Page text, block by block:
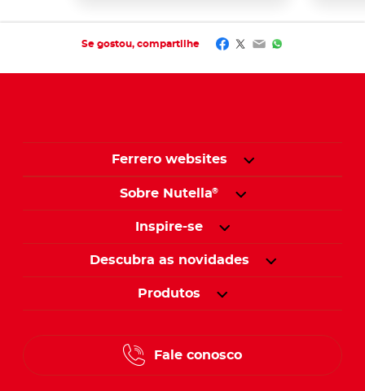
Se gostou, compartilhe​ Facebook
Twitter
EmailWhatsApp
Ferrero websites
Sobre Nutella®
Inspire-se
Descubra as novidades
Produtos
Fale conosco